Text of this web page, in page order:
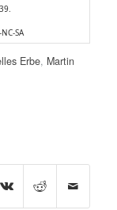
SA
Erbe, Martin